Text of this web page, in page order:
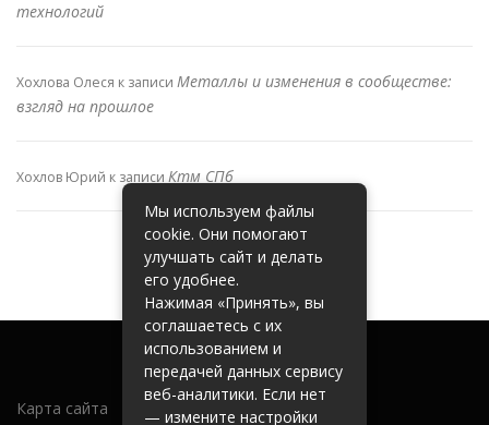
технологий
Хохлова Олеся к записи Металлы и изменения в сообществе:
взгляд на прошлое
Хохлов Юрий к записи Ктм СПб
Карта сайта
Мы используем файлы
cookie. Они помогают
улучшать сайт и делать
его удобнее.
Нажимая «Принять», вы
соглашаетесь с их
использованием и
передачей данных сервису
веб-аналитики. Если нет
— измените настройки